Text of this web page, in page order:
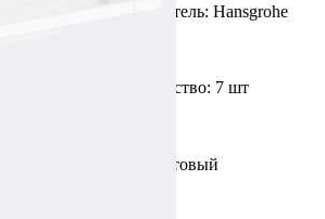
Фирма производитель: Hansgrohe
Доступное количество: 7 шт
Цвет: Белый матовый